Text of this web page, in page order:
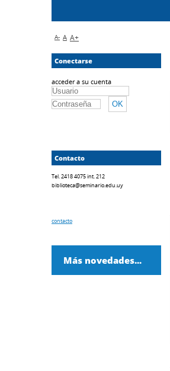
A- A A+
Conectarse
acceder a su cuenta
Contacto
Tel. 2418 4075 int. 212
biblioteca@seminario.edu.uy
contacto
Más novedades...